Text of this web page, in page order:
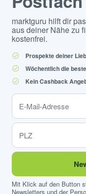
marktguru hilft dir
aus deiner Nähe zu
kostenfrei.
Prospekte deiner
Wöchentlich die
Kein Cashback
Mit Klick auf den Button
Newsletters und der